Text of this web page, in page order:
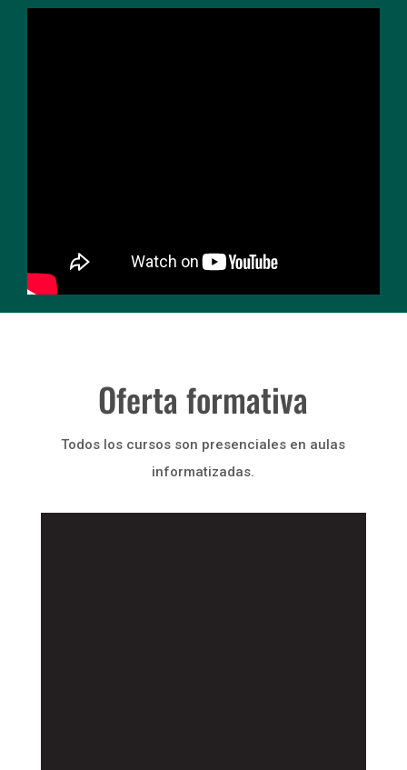
Oferta formativa
Todos los cursos son presenciales en aulas
informatizadas.